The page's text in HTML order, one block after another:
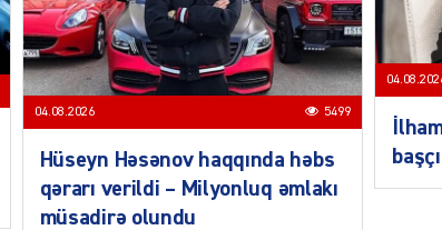
04.08.2026 5499
Hüseyn Həsənov haqqında həbs
qərarı verildi – Milyonluq əmlakı
müsadirə olundu